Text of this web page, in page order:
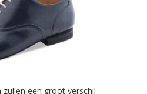
zullen een groot verschil